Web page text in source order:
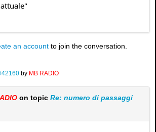
an account to join the conversation.
by MB RADIO
on topic Re: numero di passaggi